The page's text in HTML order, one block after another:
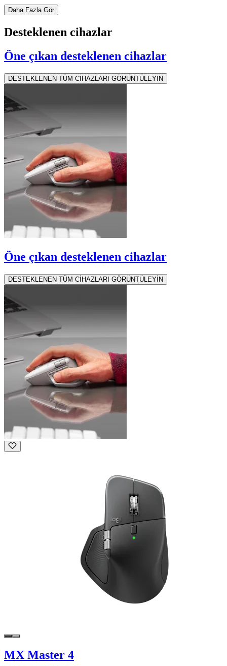
Daha Fazla Gör
Desteklenen cihazlar
Öne çıkan desteklenen cihazlar
DESTEKLENEN TÜM CİHAZLARI GÖRÜNTÜLEYİN
Öne çıkan desteklenen cihazlar
DESTEKLENEN TÜM CİHAZLARI GÖRÜNTÜLEYİN
MX Master 4